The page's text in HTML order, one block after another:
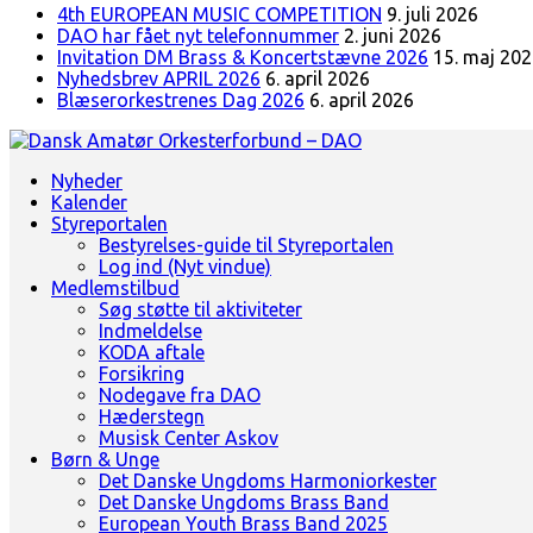
4th EUROPEAN MUSIC COMPETITION 9. juli 2026
DAO har fået nyt telefonnummer 2. juni 2026
Invitation DM Brass & Koncertstævne 2026 15. maj
Nyhedsbrev APRIL 2026 6. april 2026
Blæserorkestrenes Dag 2026 6. april 2026
Dansk Amatør Orkesterforbund - DAO
Landsorganisation for amatørblæserorkestre
Nyheder
Kalender
Styreportalen
Bestyrelses-guide til Styreportalen
Log ind (Nyt vindue)
Medlemstilbud
Søg støtte til aktiviteter
Indmeldelse
KODA aftale
Forsikring
Nodegave fra DAO
Hæderstegn
Musisk Center Askov
Børn & Unge
Det Danske Ungdoms Harmoniorkester
Det Danske Ungdoms Brass Band
European Youth Brass Band 2025